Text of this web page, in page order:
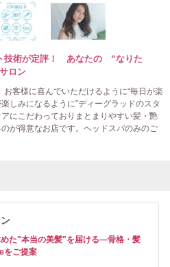
技術が定評！ あなたの “なりた
ロン
お客様に喜んでいただけるように“毎日が楽
しみになるように”ディーグラッドのスタ
にこだわっておりまとまりやすい髪・艷
が得意なお店です。ヘッドスパのみのご
た"本当の美髪"を届ける―骨格・髪
をご提案